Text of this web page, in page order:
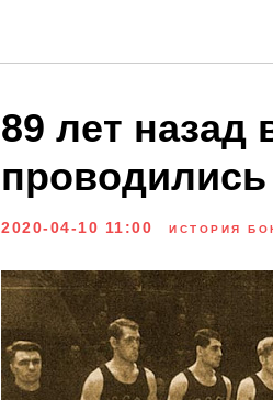
89 лет назад
2020-04-10 11:00 ИСТОРИЯ